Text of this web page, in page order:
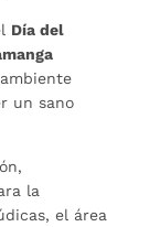
Día del
un sano
la
el área